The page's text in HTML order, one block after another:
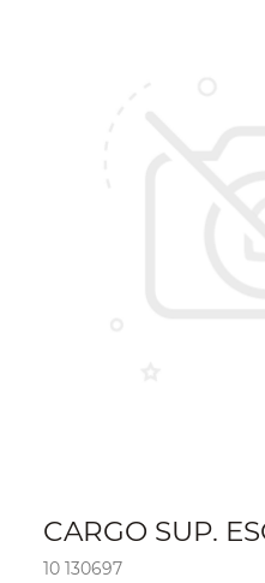
CARGO SUP.
10 130697